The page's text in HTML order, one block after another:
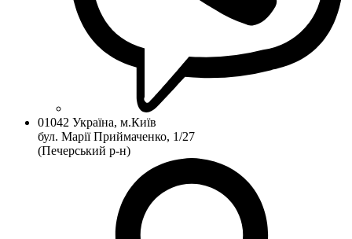
01042 Україна, м.Київ
бул. Марії Приймаченко, 1/27
(Печерський р-н)